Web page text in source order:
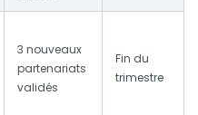
3 nouveaux
partenariats
validés
Fin du
trimestre